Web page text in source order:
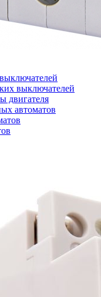
выключателей
двигателя
автоматов